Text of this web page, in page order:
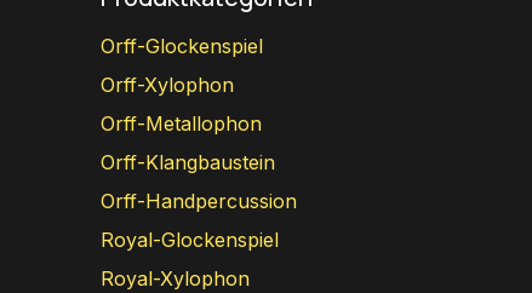
Orff-Glockenspiel
Orff-Xylophon
Orff-Metallophon
Orff-Klangbaustein
Orff-Handpercussion
Royal-Glockenspiel
Royal-Xylophon